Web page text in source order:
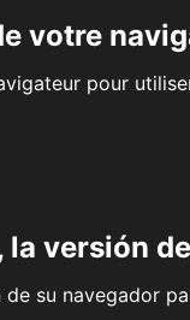
votre
pour
versión
su navegador